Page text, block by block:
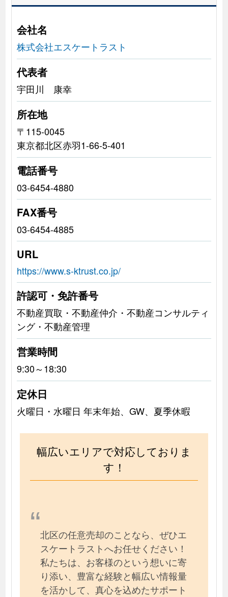
会社名
株式会社エスケートラスト
代表者
宇田川 康幸
所在地
〒115-0045
東京都北区赤羽1-66-5-401
電話番号
03-6454-4880
FAX番号
03-6454-4885
URL
https://www.s-ktrust.co.jp/
許認可・免許番号
不動産買取・不動産仲介・不動産コンサルティ
ング・不動産管理
営業時間
9:30～18:30
定休日
火曜日・水曜日 年末年始、GW、夏季休暇
幅広いエリアで対応しておりま
す！
北区の任意売却のことなら、ぜひエ
スケートラストへお任せください！
私たちは、お客様のという想いに寄
り添い、豊富な経験と幅広い情報量
を活かして、真心を込めたサポート